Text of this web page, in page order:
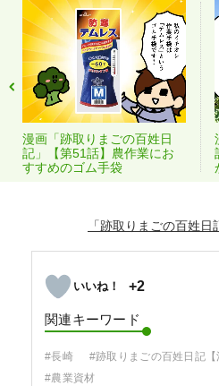
漫画「跡取りまごの百姓日
記」【第51話】農作業にお
すすめのゴム手袋
「跡取りまごの百姓日
+2
関連キーワード
#長崎 #跡取りまごの百姓日記【
#農業資材